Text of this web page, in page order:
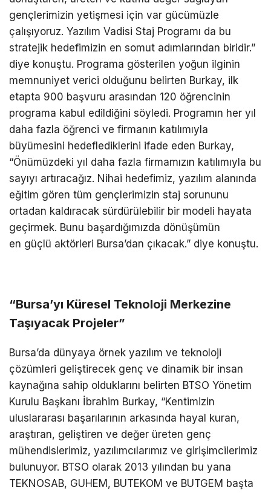
gençlerimizin yetişmesi için var gücümüzle
çalışıyoruz. Yazılım Vadisi Staj Programı da bu
stratejik hedefimizin en somut adımlarından biridir.”
diye konuştu. Programa gösterilen yoğun ilginin
memnuniyet verici olduğunu belirten Burkay, ilk
etapta 900 başvuru arasından 120 öğrencinin
programa kabul edildiğini söyledi. Programın her yıl
daha fazla öğrenci ve firmanın katılımıyla
büyümesini hedeflediklerini ifade eden Burkay,
“Önümüzdeki yıl daha fazla firmamızın katılımıyla bu
sayıyı artıracağız. Nihai hedefimiz, yazılım alanında
eğitim gören tüm gençlerimizin staj sorununu
ortadan kaldıracak sürdürülebilir bir modeli hayata
geçirmek. Bunu başardığımızda dönüşümün
en güçlü aktörleri Bursa’dan çıkacak.” diye konuştu.
“Bursa’yı Küresel Teknoloji Merkezine
Taşıyacak Projeler”
Bursa’da dünyaya örnek yazılım ve teknoloji
çözümleri geliştirecek genç ve dinamik bir insan
kaynağına sahip olduklarını belirten BTSO Yönetim
Kurulu Başkanı İbrahim Burkay, “Kentimizin
uluslararası başarılarının arkasında hayal kuran,
araştıran, geliştiren ve değer üreten genç
mühendislerimiz, yazılımcılarımız ve girişimcilerimiz
bulunuyor. BTSO olarak 2013 yılından bu yana
TEKNOSAB, GUHEM, BUTEKOM ve BUTGEM başta